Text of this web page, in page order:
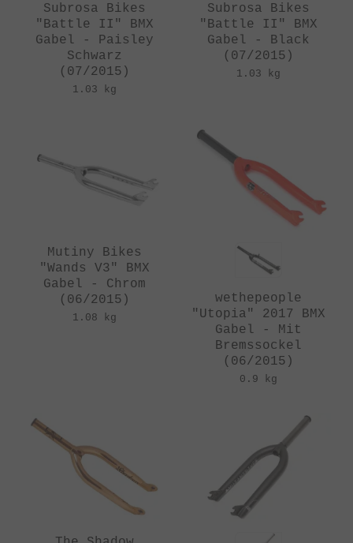
Subrosa Bikes
"Battle II" BMX
Gabel - Paisley
Schwarz
(07/2015)
1.03 kg
Subrosa Bikes
"Battle II" BMX
Gabel - Black
(07/2015)
1.03 kg
Mutiny Bikes
"Wands V3" BMX
Gabel - Chrom
(06/2015)
1.08 kg
wethepeople
"Utopia" 2017 BMX
Gabel - Mit
Bremssockel
(06/2015)
0.9 kg